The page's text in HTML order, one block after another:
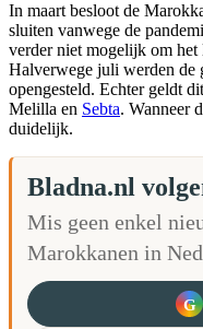
In maart besloot de
sluiten vanwege de
verder niet mogelijk om
Halverwege juli werden de
opengesteld. Echter geldt
Melilla en Sebta. Wanneer
duidelijk.
Bladna.nl
Mis geen enkel
Marokkanen in
G